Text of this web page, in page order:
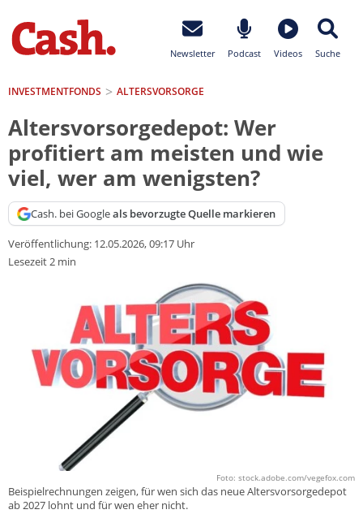
Newsletter Podcast Videos Suche
INVESTMENTFONDS ALTERSVORSORGE
Altersvorsorgedepot: Wer
profitiert am meisten und wie
viel, wer am wenigsten?
Cash. bei Googleals bevorzugte Quelle markieren
Veröffentlichung: 12.05.2026, 09:17 Uhr
Lesezeit 2 min
Foto: stock.adobe.com/vegefox.com
Beispielrechnungen zeigen, für wen sich das neue Altersvorsorgedepot
ab 2027 lohnt und für wen eher nicht.